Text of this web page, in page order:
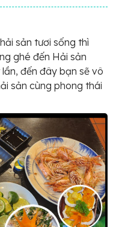
sản tươi sống thì
ghé đến Hải sản
đến đây bạn sẽ vô
sản cùng phong thái